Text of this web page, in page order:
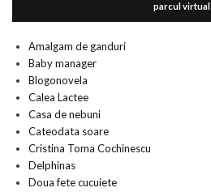
parcul virtual
Amalgam de ganduri
Baby manager
Blogonovela
Calea Lactee
Casa de nebuni
Cateodata soare
Cristina Toma Cochinescu
Delphinas
Doua fete cucuiete